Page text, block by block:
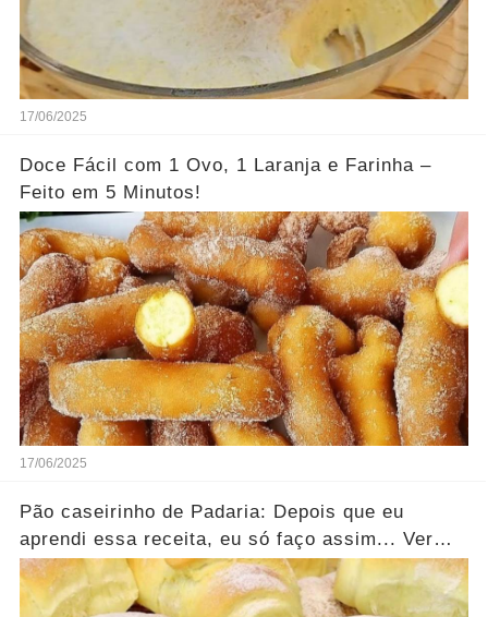
17/06/2025
Doce Fácil com 1 Ovo, 1 Laranja e Farinha –
Feito em 5 Minutos!
17/06/2025
Pão caseirinho de Padaria: Depois que eu
aprendi essa receita, eu só faço assim... Ver
mais